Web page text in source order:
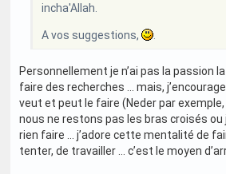
incha'Allah.
A vos suggestions, .
Personnellement je n’ai pas la passion
faire des recherches … mais,
veut et peut le faire (Neder par exemple,
nous ne restons pas les bras croisés ou
rien faire … j’adore cette mentalité de
tenter, de travailler … c’est le moyen